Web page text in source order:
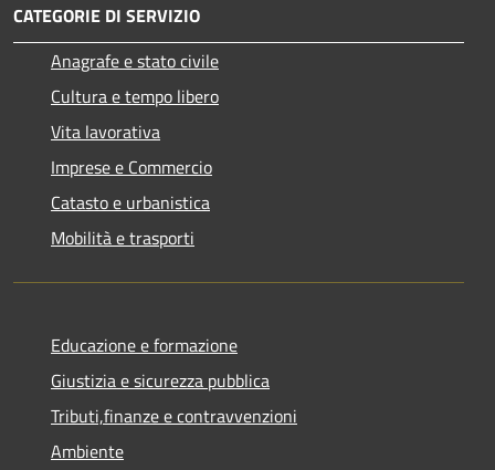
CATEGORIE DI SERVIZIO
Anagrafe e stato civile
Cultura e tempo libero
Vita lavorativa
Imprese e Commercio
Catasto e urbanistica
Mobilità e trasporti
Educazione e formazione
Giustizia e sicurezza pubblica
Tributi,finanze e contravvenzioni
Ambiente